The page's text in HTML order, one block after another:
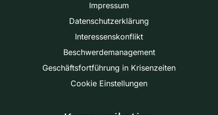
Impressum
Datenschutzerklärung
Interessenskonflikt
Beschwerdemanagement
Geschäftsfortführung in Krisenzeiten
Cookie Einstellungen